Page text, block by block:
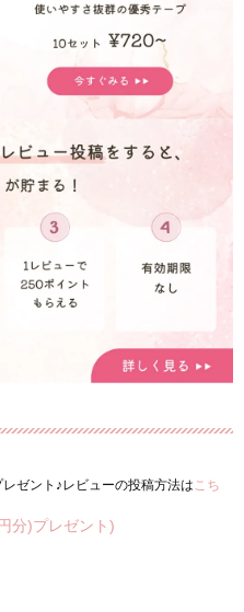
ゼント♪レビューの投稿方法は こち
分)プレゼント)